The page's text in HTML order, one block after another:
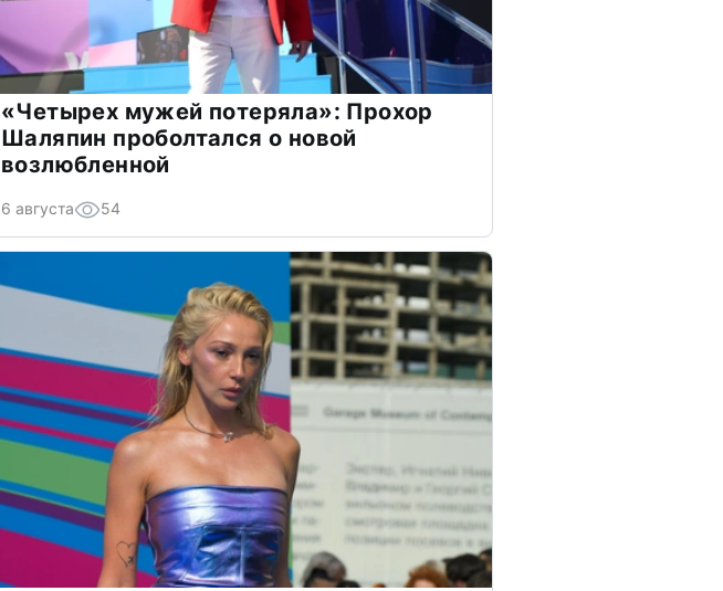
«Четырех мужей потеряла»: Прохор
Шаляпин проболтался о новой
возлюбленной
6 августа 54